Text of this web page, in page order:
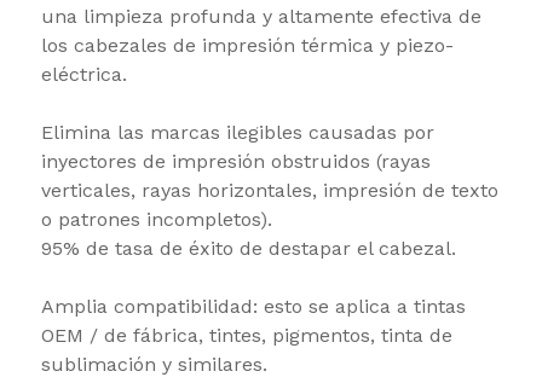
una limpieza profunda y altamente efectiva de
los cabezales de impresión térmica y piezo-
eléctrica.
Elimina las marcas ilegibles causadas por
inyectores de impresión obstruidos (rayas
verticales, rayas horizontales, impresión de texto
o patrones incompletos).
95% de tasa de éxito de destapar el cabezal.
Amplia compatibilidad: esto se aplica a tintas
OEM / de fábrica, tintes, pigmentos, tinta de
sublimación y similares.